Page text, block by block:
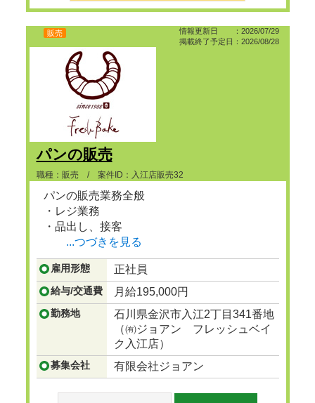
情報更新日 ：2026/07/29
掲載終了予定日：2026/08/28
販売
パンの販売
職種：販売 / 案件ID：入江店販売32
パンの販売業務全般
・レジ業務
・品出し、接客
...つづきを見る
雇用形態 正社員
給与/交通費 月給195,000円
勤務地
石川県金沢市入江2丁目341番地
（㈲ジョアン フレッシュベイ
ク入江店）
募集会社 有限会社ジョアン